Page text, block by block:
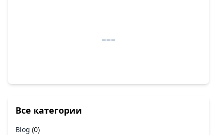
Все категории
Blog (0)